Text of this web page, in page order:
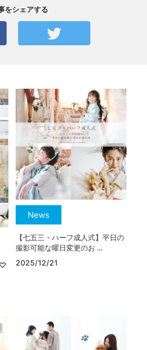
をシェアする
♡
News
【七五三・ハーフ成人式】平日の
撮影可能な曜日変更のお ...
2025/12/21